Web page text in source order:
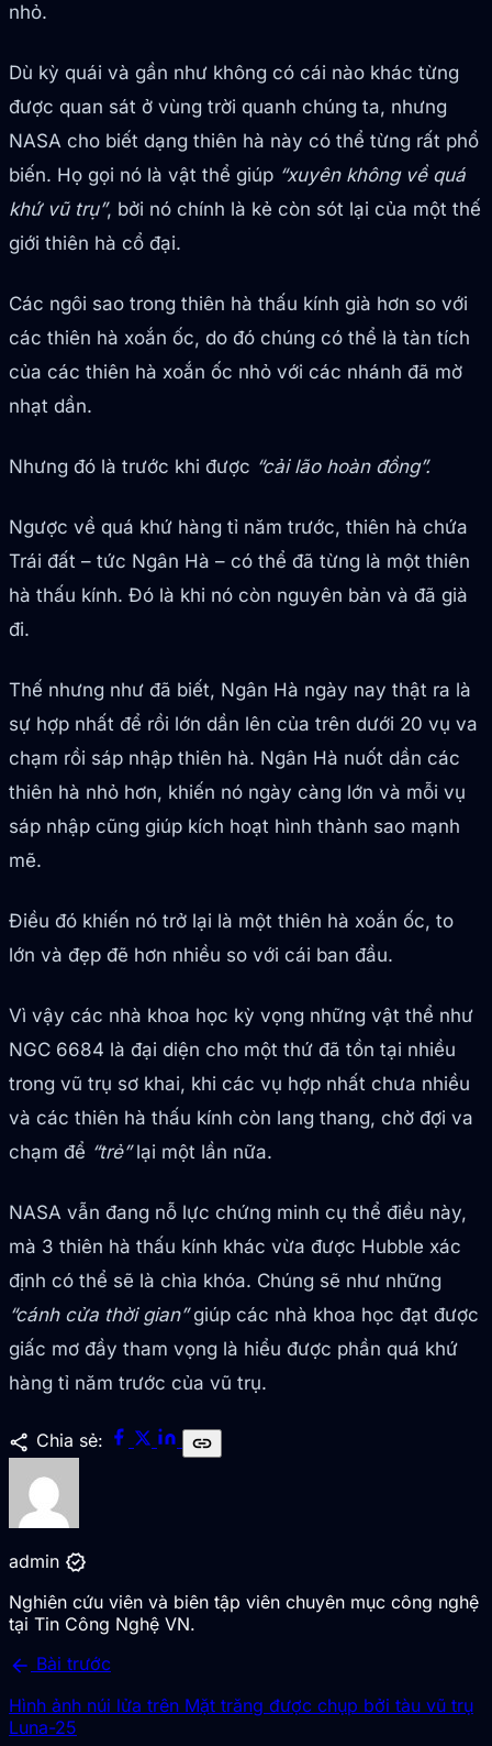
nhỏ.
Dù kỳ quái và gần như không có cái nào khác từng
được quan sát ở vùng trời quanh chúng ta, nhưng
NASA cho biết dạng thiên hà này có thể từng rất phổ
biến. Họ gọi nó là vật thể giúp “xuyên không về quá
khứ vũ trụ”, bởi nó chính là kẻ còn sót lại của một thế
giới thiên hà cổ đại.
Các ngôi sao trong thiên hà thấu kính già hơn so với
các thiên hà xoắn ốc, do đó chúng có thể là tàn tích
của các thiên hà xoắn ốc nhỏ với các nhánh đã mờ
nhạt dần.
Nhưng đó là trước khi được “cải lão hoàn đồng”.
Ngược về quá khứ hàng tỉ năm trước, thiên hà chứa
Trái đất – tức Ngân Hà – có thể đã từng là một thiên
hà thấu kính. Đó là khi nó còn nguyên bản và đã già
đi.
Thế nhưng như đã biết, Ngân Hà ngày nay thật ra là
sự hợp nhất để rồi lớn dần lên của trên dưới 20 vụ va
chạm rồi sáp nhập thiên hà. Ngân Hà nuốt dần các
thiên hà nhỏ hơn, khiến nó ngày càng lớn và mỗi vụ
sáp nhập cũng giúp kích hoạt hình thành sao mạnh
mẽ.
Điều đó khiến nó trở lại là một thiên hà xoắn ốc, to
lớn và đẹp đẽ hơn nhiều so với cái ban đầu.
Vì vậy các nhà khoa học kỳ vọng những vật thể như
NGC 6684 là đại diện cho một thứ đã tồn tại nhiều
trong vũ trụ sơ khai, khi các vụ hợp nhất chưa nhiều
và các thiên hà thấu kính còn lang thang, chờ đợi va
chạm để “trẻ”lại một lần nữa.
NASA vẫn đang nỗ lực chứng minh cụ thể điều này,
mà 3 thiên hà thấu kính khác vừa được Hubble xác
định có thể sẽ là chìa khóa. Chúng sẽ như những
“cánh cửa thời gian”giúp các nhà khoa học đạt được
giấc mơ đầy tham vọng là hiểu được phần quá khứ
hàng tỉ năm trước của vũ trụ.
share Chia sẻ: link
admin verified
Nghiên cứu viên và biên tập viên chuyên mục công nghệ
tại Tin Công Nghệ VN.
arrow_back Bài trước
Hình ảnh núi lửa trên Mặt trăng được chụp bởi tàu vũ trụ
Luna-25